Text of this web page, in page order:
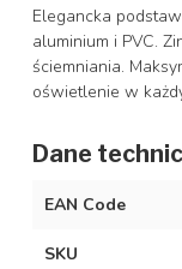
Elegancka
aluminium i PVC.
ściemniania.
oświetlenie w
Dane
EAN Code
SKU